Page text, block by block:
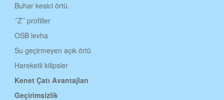
DÜZCE KENET ÇATI
Buhar kesici örtü.
‘’Z’’ profiller
OSB levha
Su geçirmeyen açık örtü
Hareketli kilipsler
KenetÇatıAvantajları
Geçirimsizlik